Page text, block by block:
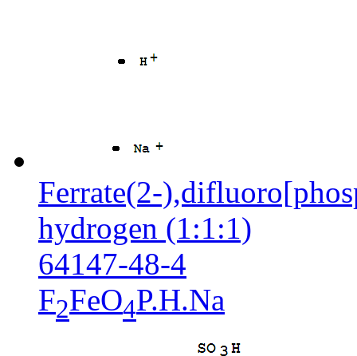
Ferrate(2-
hydrogen (1:1:1)
64147-48-4
F2FeO4P.H.Na